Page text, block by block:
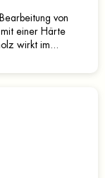
von
einer Härte
wirkt im...